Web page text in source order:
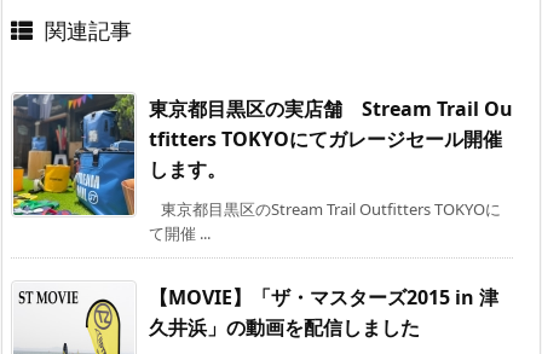
関連記事
東京都目黒区の実店舗 Stream Trail Ou
tfitters TOKYOにてガレージセール開催
します。
東京都目黒区のStream Trail Outfitters TOKYOに
て開催 ...
【MOVIE】「ザ・マスターズ2015 in 津
久井浜」の動画を配信しました